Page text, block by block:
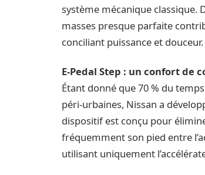
système mécanique
masses presque parfaite
conciliant puissance et douceur.
E-Pedal Step : un confort de
Étant donné que 70 % du
péri-urbaines, Nissan a
dispositif est conçu pour
fréquemment son pied entre
utilisant uniquement